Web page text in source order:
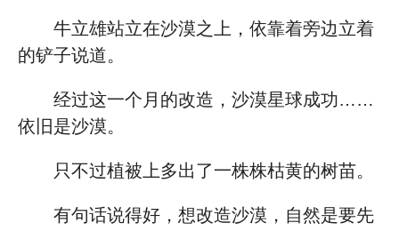
牛立雄站立在沙漠之上，依靠着旁边立着
的铲子说道。
经过这一个月的改造，沙漠星球成功……
依旧是沙漠。
只不过植被上多出了一株株枯黄的树苗。
有句话说得好，想改造沙漠，自然是要先